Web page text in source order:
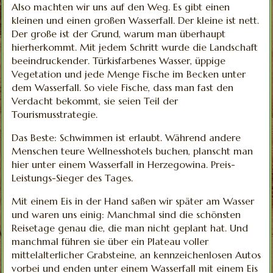
Also machten wir uns auf den Weg. Es gibt einen
kleinen und einen großen Wasserfall. Der kleine ist nett.
Der große ist der Grund, warum man überhaupt
hierherkommt. Mit jedem Schritt wurde die Landschaft
beeindruckender. Türkisfarbenes Wasser, üppige
Vegetation und jede Menge Fische im Becken unter
dem Wasserfall. So viele Fische, dass man fast den
Verdacht bekommt, sie seien Teil der
Tourismusstrategie.
Das Beste: Schwimmen ist erlaubt. Während andere
Menschen teure Wellnesshotels buchen, planscht man
hier unter einem Wasserfall in Herzegowina. Preis-
Leistungs-Sieger des Tages.
Mit einem Eis in der Hand saßen wir später am Wasser
und waren uns einig: Manchmal sind die schönsten
Reisetage genau die, die man nicht geplant hat. Und
manchmal führen sie über ein Plateau voller
mittelalterlicher Grabsteine, an kennzeichenlosen Autos
vorbei und enden unter einem Wasserfall mit einem Eis